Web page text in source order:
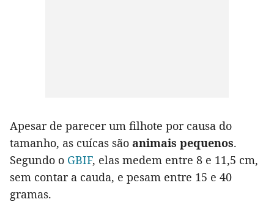
Apesar de parecer um filhote por causa do
tamanho, as cuícas são animais pequenos.
Segundo o GBIF, elas medem entre 8 e 11,5 cm,
sem contar a cauda, e pesam entre 15 e 40
gramas.